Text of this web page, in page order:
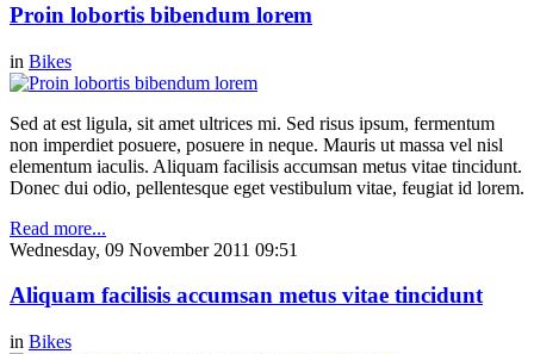
Proin lobortis bibendum lorem
in Bikes
Sed at est ligula, sit amet ultrices mi. Sed risus ipsum, fermentum
non imperdiet posuere, posuere in neque. Mauris ut massa vel nisl
elementum iaculis. Aliquam facilisis accumsan metus vitae tincidunt.
Donec dui odio, pellentesque eget vestibulum vitae, feugiat id lorem.
Read more...
Wednesday, 09 November 2011 09:51
Aliquam facilisis accumsan metus vitae tincidunt
in Bikes